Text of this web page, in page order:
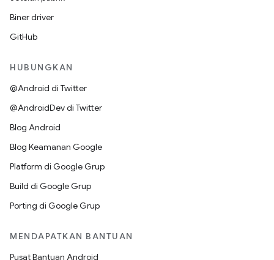
Biner driver
GitHub
HUBUNGKAN
@Android di Twitter
@AndroidDev di Twitter
Blog Android
Blog Keamanan Google
Platform di Google Grup
Build di Google Grup
Porting di Google Grup
MENDAPATKAN BANTUAN
Pusat Bantuan Android